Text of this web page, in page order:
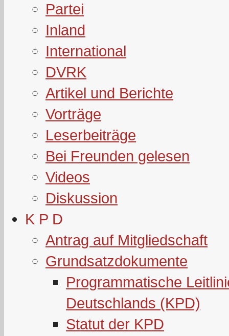
Partei
Inland
International
DVRK
Artikel und Berichte
Vorträge
Leserbeiträge
Bei Freunden gelesen
Videos
Diskussion
K P D
Antrag auf Mitgliedschaft
Grundsatzdokumente
Programmatische
Deutschlands (KPD)
Statut der KPD